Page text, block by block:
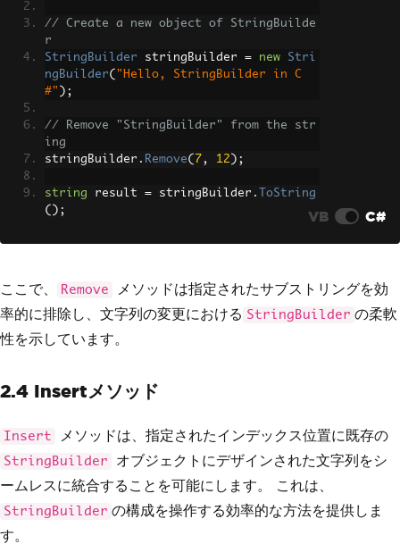
// Create a new object of StringBuilde
r
StringBuilder stringBuilder = new
Stri
ngBuilder( "Hello, StringBuilder in C
#" );
// Remove "StringBuilder" from the str
ing
stringBuilder . Remove( 7, 12 );
string result = stringBuilder .
ToString
();
VB C#
ここで、 Remove
メソッドは指定されたサブストリングを効
率的に排除し、文字列の変更における StringBuilder の柔軟
性を示しています。
2.4 Insertメソッド
Insert メソッドは、指定されたインデックス位置に既存の
StringBuilder
オブジェクトにデザインされた文字列をシ
ームレスに統合することを可能にします。 これは、
StringBuilder の構成を操作する効率的な方法を提供しま
す。